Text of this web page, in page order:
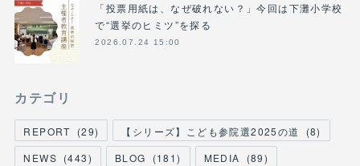
「投票用紙は、なぜ破れない？」今回は下灘小学校
で“選挙のヒミツ”を探る
2026.07.24 15:00
カテゴリ
REPORT (29) 【シリーズ】こども参院選2025の道 (8)
NEWS (443) BLOG (181) MEDIA (89)